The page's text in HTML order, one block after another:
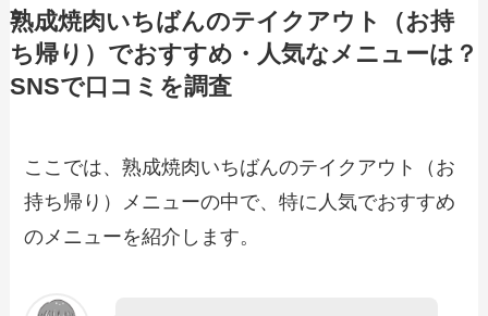
アウト一覧も紹介
【2024年最新】目利きの銀次で人気のテ
【2024年最新】魚屋路（ととやみち）で
人気のテイクアウト（お持ち帰り）メニ
ューは？おすすめ商品や予約・注文方法
熟成焼肉いちばんのテイクアウト（お持
ち帰り）でおすすめ・人気なメニューは？
SNSで口コミを調査
ここでは、熟成焼肉いちばんのテイクアウト（お
持ち帰り）メニューの中で、特に人気でおすすめ
のメニューを紹介します。